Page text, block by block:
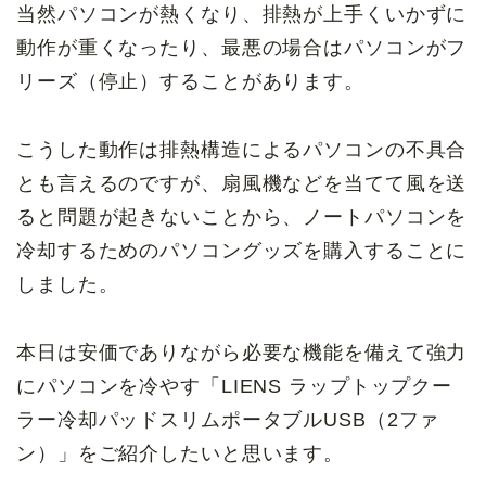
当然パソコンが熱くなり、排熱が上手くいかずに
動作が重くなったり、最悪の場合はパソコンがフ
リーズ（停止）することがあります。
こうした動作は排熱構造によるパソコンの不具合
とも言えるのですが、扇風機などを当てて風を送
ると問題が起きないことから、ノートパソコンを
冷却するためのパソコングッズを購入することに
しました。
本日は安価でありながら必要な機能を備えて強力
にパソコンを冷やす「LIENS ラップトップクー
ラー冷却パッドスリムポータブルUSB（2ファ
ン）
」をご紹介したいと思います。